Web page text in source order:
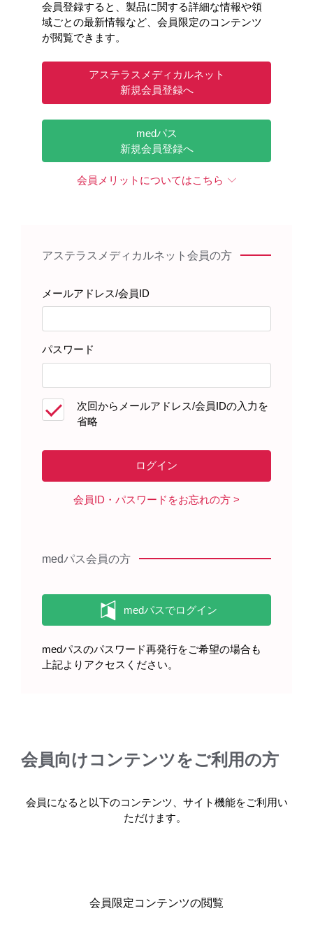
患者さんサポート資材
製品に関する資料
イリボー錠・イリボーOD錠を服用
疾患に関する資料
くりかえす下痢は、IBSという病気
イリボー錠2.5μg・錠5μg
会員登録すると、製品に関する詳細な情報や領
域ごとの最新情報など、会員限定のコンテンツ
が閲覧できます。
アステラスメディカルネット
新規会員登録へ
medパス
新規会員登録へ
会員メリットについてはこちら
アステラスメディカルネット会員の方
メールアドレス/会員ID
パスワード
次回からメールアドレス/会員IDの入力を
省略
会員ID・パスワードをお忘れの方
medパス会員の方
medパスのパスワード再発行をご希望の場合も
上記よりアクセスください。
会員向けコンテンツをご利用の方
会員になると以下のコンテンツ、サイト機能をご利用い
ただけます。
会員限定コンテンツの閲覧